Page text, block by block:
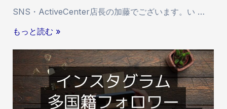
て
SNS・ActiveCenter店長の加藤でございます。い …
9
0
日
イ
ン
もっと読む »